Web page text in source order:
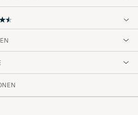
jag är regular fit.
E
CAREOFCARL.SE